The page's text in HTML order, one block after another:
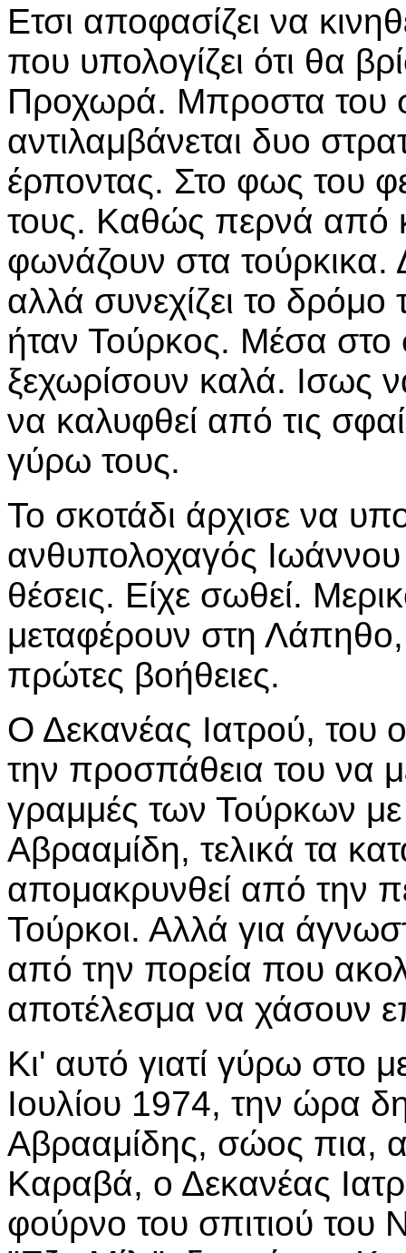
Ετσι αποφασίζει να
που υπολογίζει ότι θα
Προχωρά. Μπροστα του
αντιλαμβάνεται δυο
έρποντας. Στο φως του
τους. Καθώς περνά από
φωνάζουν στα τούρκικα.
αλλά συνεχίζει το δρόμο
ήταν Τούρκος. Μέσα στο
ξεχωρίσουν καλά. Ισως
να καλυφθεί από τις
γύρω τους.
Το σκοτάδι άρχισε να
ανθυπολοχαγός Ιωάννου
θέσεις. Είχε σωθεί.
μεταφέρουν στη
πρώτες βοήθειες.
Ο Δεκανέας Ιατρού, του
την προσπάθεια του να
γραμμές των Τούρκων
Αβρααμίδη, τελικά τα
απομακρυνθεί από την
Τούρκοι. Αλλά για
από την πορεία που
αποτέλεσμα να χάσουν
Κι' αυτό γιατί γύρω στο
Ιουλίου 1974, την ώρα
Αβρααμίδης, σώος πια,
Καραβά, ο Δεκανέας
φούρνο του σπιτιού του